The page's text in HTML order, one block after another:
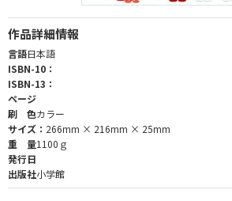
作品詳細情報
言語日本語
ISBN-10：
ISBN-13：
ページ
刷 色カラー
サイズ： 266mm × 216mm × 25mm
重 量1100ｇ
発行日
出版社小学館